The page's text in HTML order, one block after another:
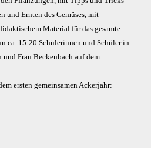
und Ernten des Gemüses, mit
Material für das gesamte
ca. 15-20 Schülerinnen und Schüler in
Frau Beckenbach auf dem
ersten gemeinsamen Ackerjahr: